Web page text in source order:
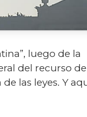
luego de la
del recurso de
las leyes. Y